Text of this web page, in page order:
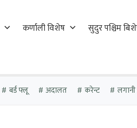
कर्णाली विशेष सुदुर पश्चिम
बर्ड फ्लू अदालत करेन्ट